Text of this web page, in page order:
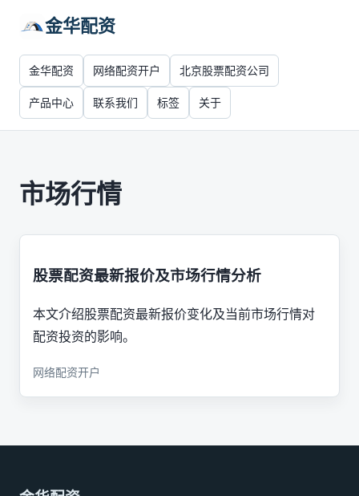
金华配资
金华配资 网络配资开户 北京股票配资公司
产品中心 联系我们 标签 关于
市场行情
股票配资最新报价及市场行情分析
本文介绍股票配资最新报价变化及当前市场行情对
配资投资的影响。
网络配资开户